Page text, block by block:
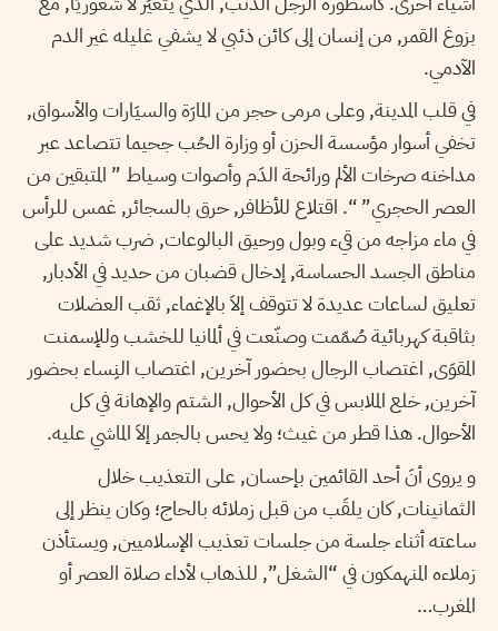
بزوغ القمر, من إنسان إلى كائن ذئبي لا يشفي غليله غير الدم
الآدمي.
في قلب المدينة, وعلى مرمى حجر من المارَة والسيَارات والأسواق,
تخفي أسوار مؤسسة الحزن أو وزارة الحُب جحيما تتصاعد عبر
مداخنه صرخات الألم ورائحة الدَم وأصوات وسياط ” المتبقين من
العصر الحجري” “. اقتلاع للأظافر, حرق بالسجائر, غمس للرأس
في ماء مزاجه من قيء وبول ورحيق البالوعات, ضرب شديد على
مناطق الجسد الحساسة, إدخال قضبان من حديد في الأدبار,
تعليق لساعات عديدة لا تتوقف إلاَ بالإغماء, ثقب العضلات
بثاقبة كهربائية صُمّمت وصنّعت في ألمانيا للخشب وللإسمنت
المقوَى, اغتصاب الرجال بحضور آخرين, اغتصاب النِساء بحضور
آخرين, خلع الملابس في كل الأحوال, الشتم والإهانة في كل
الأحوال. هذا قطر من غيث؛ ولا يحس بالجمر إلاَ الماشي عليه.
و يروى أنَ أحد القائمين بإحسان, على التعذيب خلال
الثمانينات, كان يلقَب من قبل زملائه بالحاج؛ وكان ينظر إلى
ساعته أثناء جلسة من جلسات تعذيب الإسلاميين, ويستأذن
زملاءه المنهمكون في “الشغل”, للذهاب لأداء صلاة العصر أو
المغرب…